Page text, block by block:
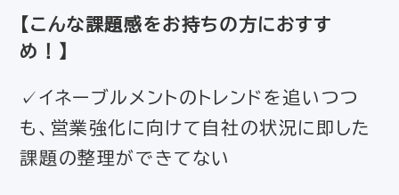
【 こんな課題感をお持ちの方におすす
め！ 】
✓イネーブルメントのトレンドを追いつつ
も、営業強化に向けて自社の状況に即した
課題の整理ができてない